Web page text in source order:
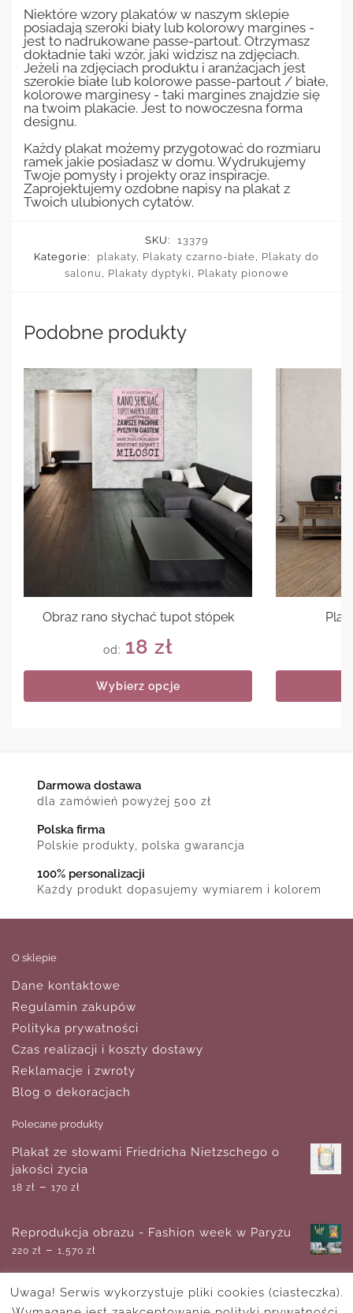
Niektóre wzory plakatów w naszym sklepie
posiadają szeroki biały lub kolorowy margines -
jest to nadrukowane passe-partout. Otrzymasz
dokładnie taki wzór, jaki widzisz na zdjęciach.
Jeżeli na zdjęciach produktu i aranżacjach jest
szerokie białe lub kolorowe passe-partout / białe,
kolorowe marginesy - taki margines znajdzie się
na twoim plakacie. Jest to nowoczesna forma
designu.
Każdy plakat możemy przygotować do rozmiaru
ramek jakie posiadasz w domu. Wydrukujemy
Twoje pomysły i projekty oraz inspiracje.
Zaprojektujemy ozdobne napisy na plakat z
Twoich ulubionych cytatów.
SKU:
13379
Kategorie:
plakaty, Plakaty czarno-białe, Plakaty do
salonu , Plakaty dyptyki , Plakaty pionowe
Podobne produkty
Obraz rano słychać tupot stópek
od: 18 zł
Wybierz opcje
Darmowa dostawa
dla zamówień powyżej 500 zł
Polska firma
Polskie produkty, polska gwarancja
100% personalizacji
Każdy produkt dopasujemy wymiarem i kolorem
O sklepie
Dane kontaktowe
Regulamin zakupów
Polityka prywatności
Czas realizacji i koszty dostawy
Reklamacje i zwroty
Blog o dekoracjach
Polecane produkty
Plakat ze słowami Friedricha Nietzschego o
jakości życia
18 zł – 170 zł
Reprodukcja obrazu - Fashion week w Paryżu
220 zł – 1,570 zł
Plakat ze słowami znanych ludzi: all limitations
Uwaga! Serwis wykorzystuje pliki cookies (ciasteczka).